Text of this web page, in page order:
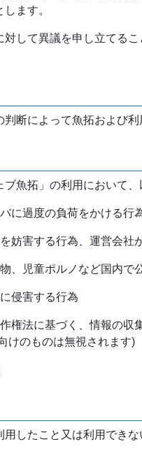
ます。
対して異議を申し立てる
断によって魚拓および
魚拓」の利用において、
に過度の負荷をかける行
妨害する行為、運営会社
、児童ポルノなど国内で
侵害する行為
権法に基づく、情報の収
けのものは無視されます)
用したこと又は利用でき